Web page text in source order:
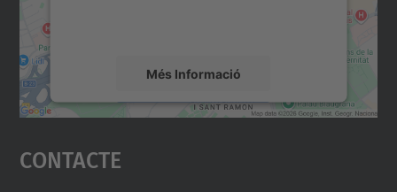
Més Informació
Accepta
powered by
Contacte